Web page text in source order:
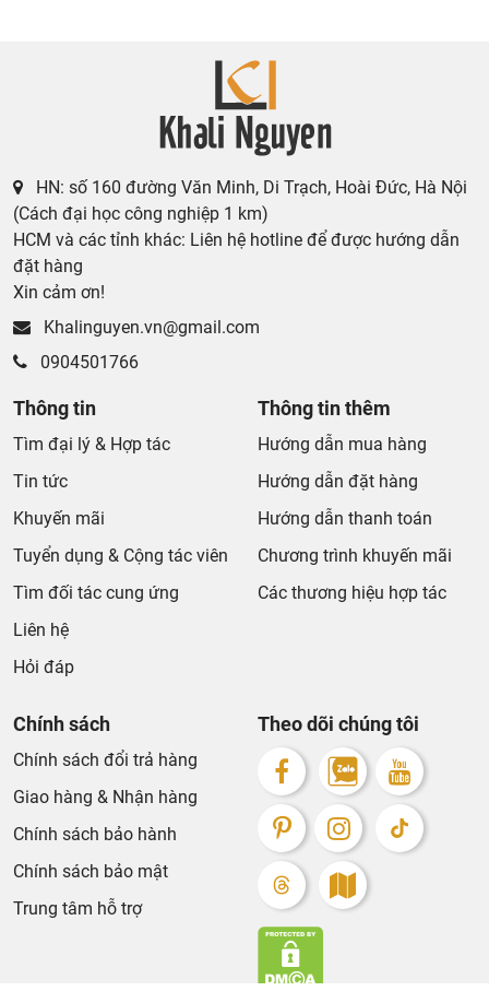
HN: số 160 đường Văn Minh, Di Trạch, Hoài Đức, Hà Nội
(Cách đại học công nghiệp 1 km)
HCM và các tỉnh khác: Liên hệ hotline để được hướng dẫn
đặt hàng
Xin cảm ơn!
Khalinguyen.vn@gmail.com
0904501766
Thông tin
Tìm đại lý & Hợp tác
Tin tức
Khuyến mãi
Tuyển dụng & Cộng tác viên
Tìm đối tác cung ứng
Liên hệ
Hỏi đáp
Thông tin thêm
Hướng dẫn mua hàng
Hướng dẫn đặt hàng
Hướng dẫn thanh toán
Chương trình khuyến mãi
Các thương hiệu hợp tác
Chính sách
Chính sách đổi trả hàng
Giao hàng & Nhận hàng
Chính sách bảo hành
Chính sách bảo mật
Trung tâm hỗ trợ
Theo dõi chúng tôi